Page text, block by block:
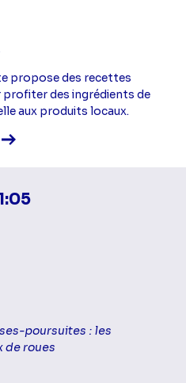
propose des recettes
des ingrédients de
aux produits locaux.
Voir la fiche diffusion
poursuites : les
de roues